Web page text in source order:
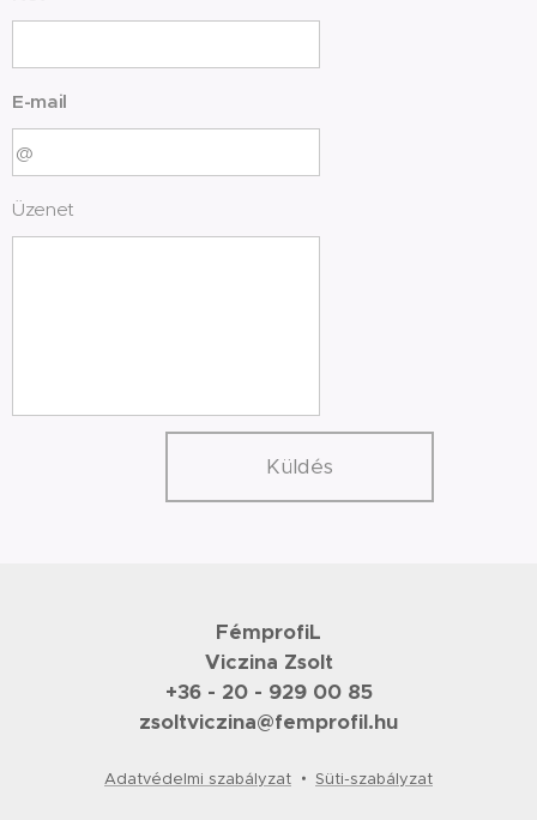
E-mail
Üzenet
Küldés
FémprofiL
Viczina Zsolt
+36 - 20 - 929 00 85
zsoltviczina@femprofil.hu
Adatvédelmi szabályzat Süti-szabályzat